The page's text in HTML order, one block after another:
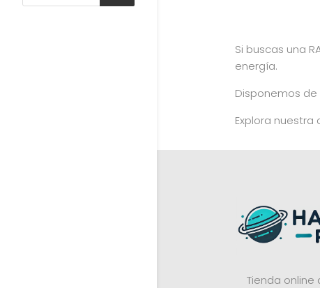
Si buscas una
energía.
Disponemos
Explora
Tienda